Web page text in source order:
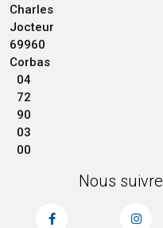
Charles
Jocteur
69960
Corbas
04
72
90
03
00
Nous suivre